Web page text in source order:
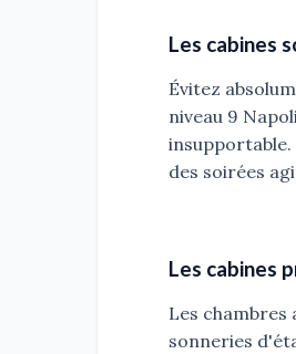
Les cabines
Évitez
niveau 9
insupportable.
des soirées
Les cabines
Les chambres
sonneries